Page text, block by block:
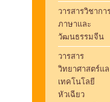
วารสารวิชากา
ภาษาและ
วัฒนธรรมจีน
วารสาร
วิทยาศาสตร์แล
เทคโนโลยี
หัวเฉียว